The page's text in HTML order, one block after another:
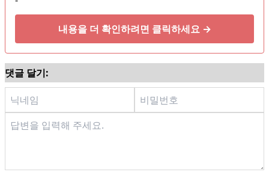
내용을 더 확인하려면 클릭하세요 →
댓글 달기: